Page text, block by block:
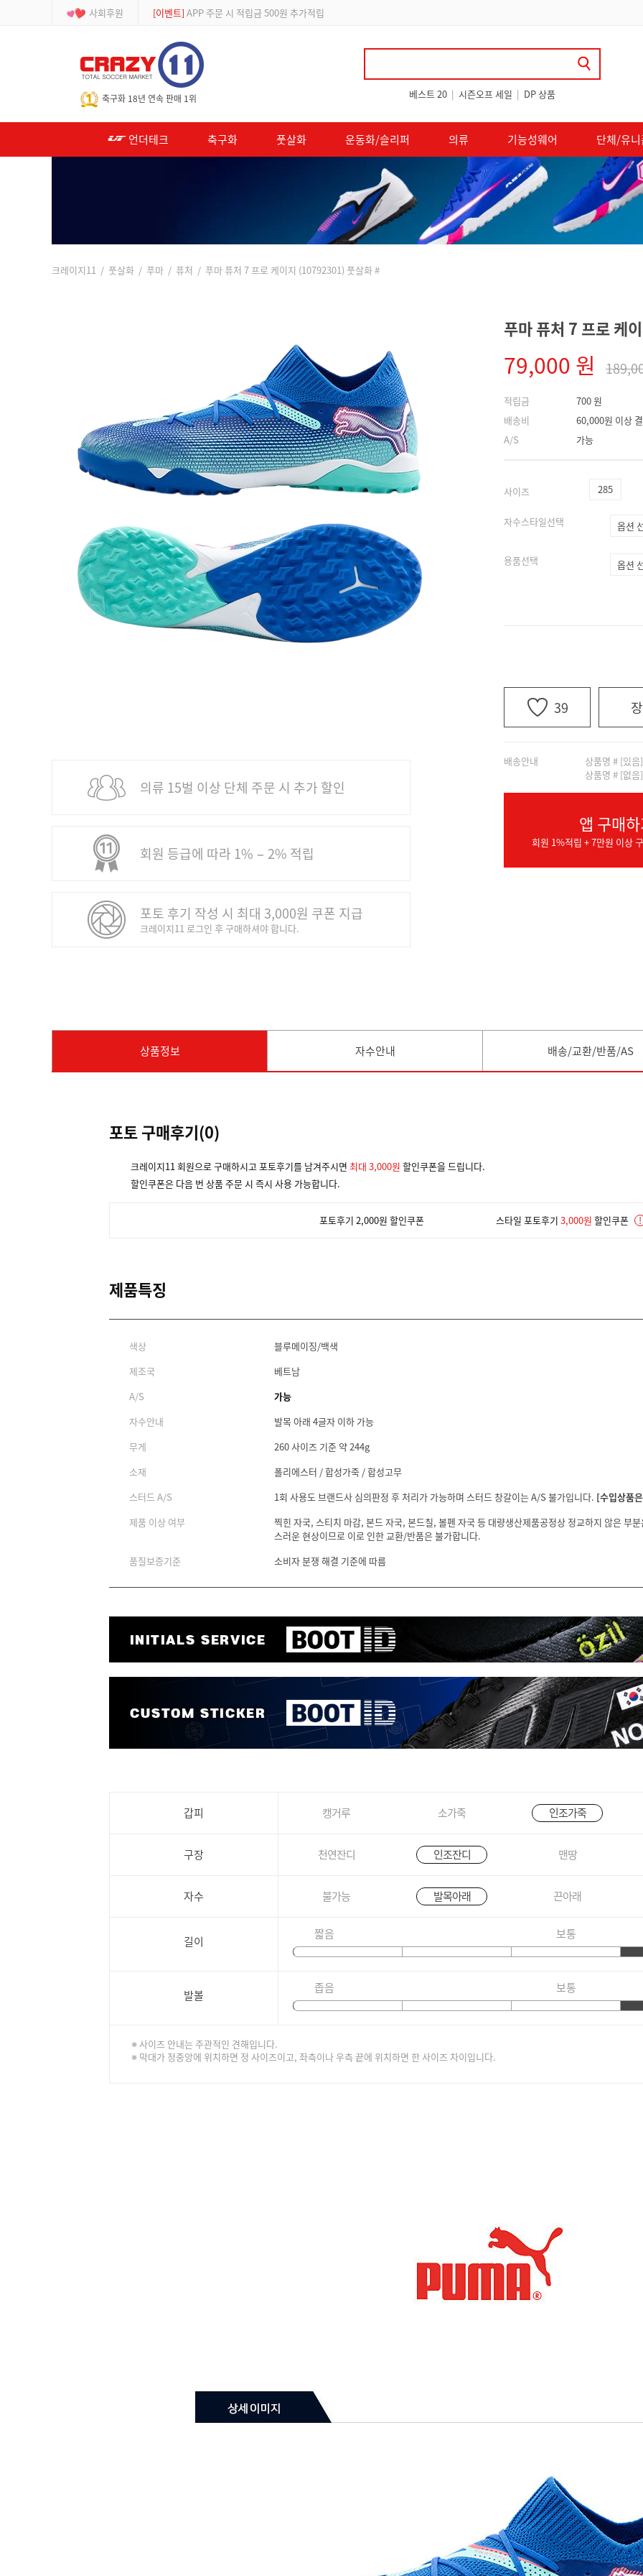
사회후원 [등급제] 회원가입 시 최대 2% 적립 및 할인 쿠폰 지급
축구화 18년 연속 판매 1위 베스트 20 | 시즌오프 세일 | DP 상품
언더테크 축구화 풋살화 운동화/슬리퍼 의류 기능성웨어 단체/유
크레이지11 / 풋살화 / 푸마 / 퓨처 / 푸마 퓨처 7 프로 케이지 (10792301) 풋살화 #
의류 15벌 이상 단체 주문 시 추가 할인
회원 등급에 따라 1% − 2% 적립
포토 후기 작성 시 최대 3,000원 쿠폰 지급
크레이지11 로그인 후 구매하셔야 합니다.
푸마 퓨처 7 프로 케
79,000 원
적립금
배송비
A/S
700 원
60,000원 이상
가능
사이즈 285
자수스타일선택
용품선택
39
배송안내
상품명 # [있
상품명 # [없
앱 구매
회원 1%적립 + 7만원 이상
상품정보 자수안내 배송/교환/반품/AS
포토 구매후기(0)
크레이지11 회원으로 구매하시고 포토후기를 남겨주시면 최대 3,000원 할인쿠폰을 드립니다.
할인쿠폰은 다음 번 상품 주문 시 즉시 사용 가능합니다.
포토후기 2,000원 할인쿠폰 스타일 포토후기 3,000원 할인쿠폰 !
제품특징
색상
블루메이징/백색
제조국
베트남
A/S
가능
자수안내
발목 아래 4글자 이하 가능
무게
260 사이즈 기준 약 244g
소재
폴리에스터 / 합성가죽 / 합성고무
스터드 A/S
1회 사용도 브랜드사 심의판정 후 처리가 가능하며 스터드 창갈이는 A/S 불가입니다. [수입상품
제품 이상 여부
찍힌 자국, 스티치 마감, 본드 자국, 본드칠, 볼펜 자국 등 대량생산제품공정상 정교하지 않은 부
스러운 현상이므로 이로 인한 교환/반품은 불가합니다.
품질보증기준
소비자 분쟁 해결 기준에 따름
갑피 캥거루 소가죽 인조가죽
구장 천연잔디 인조잔디 맨땅
자수 불가능 발목아래 끈아래
길이 짧음 보통
발볼 좁음 보통
※ 사이즈 안내는 주관적인 견해입니다.
※ 막대가 정중앙에 위치하면 정 사이즈이고, 좌측이나 우측 끝에 위치하면 한 사이즈 차이입니다.